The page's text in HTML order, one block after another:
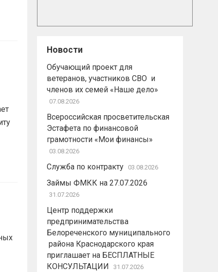
Новости
Обучающий проект для
ветеранов, участников СВО и
членов их семей «Наше дело»
07.08.2026
Всероссийская просветительская
Эстафета по финансовой
грамотности «Мои финансы»
03.08.2026
Служба по контракту 03.08.2026
Займы ФМКК на 27.07.2026
31.07.2026
Центр поддержки
предпринимательства
Белореченского муниципального
района Краснодарского края
приглашает на БЕСПЛАТНЫЕ
КОНСУЛЬТАЦИИ
31.07.2026